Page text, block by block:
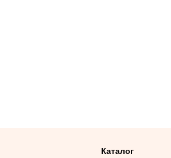
Каталог